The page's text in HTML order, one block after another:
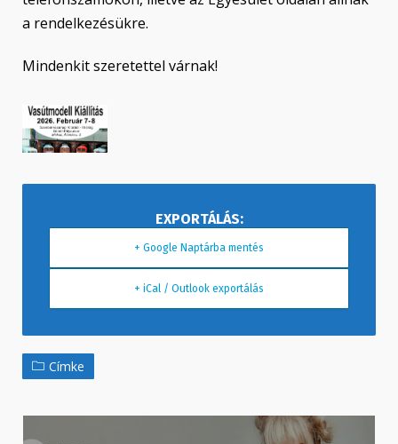
a rendelkezésükre.
Mindenkit szeretettel várnak!
+ Google Naptárba mentés
+ iCal / Outlook exportálás
Címke